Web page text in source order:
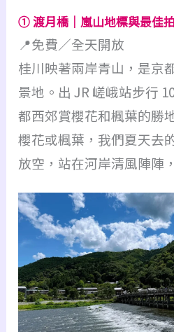
① 渡月橋｜嵐山地標與最佳
📍免費／全天開放
桂川映著兩岸青山，是京
景地。出 JR 嵯峨站步行
都西郊賞櫻花和楓葉的勝
櫻花或楓葉，我們夏天去
放空，站在河岸清風陣陣